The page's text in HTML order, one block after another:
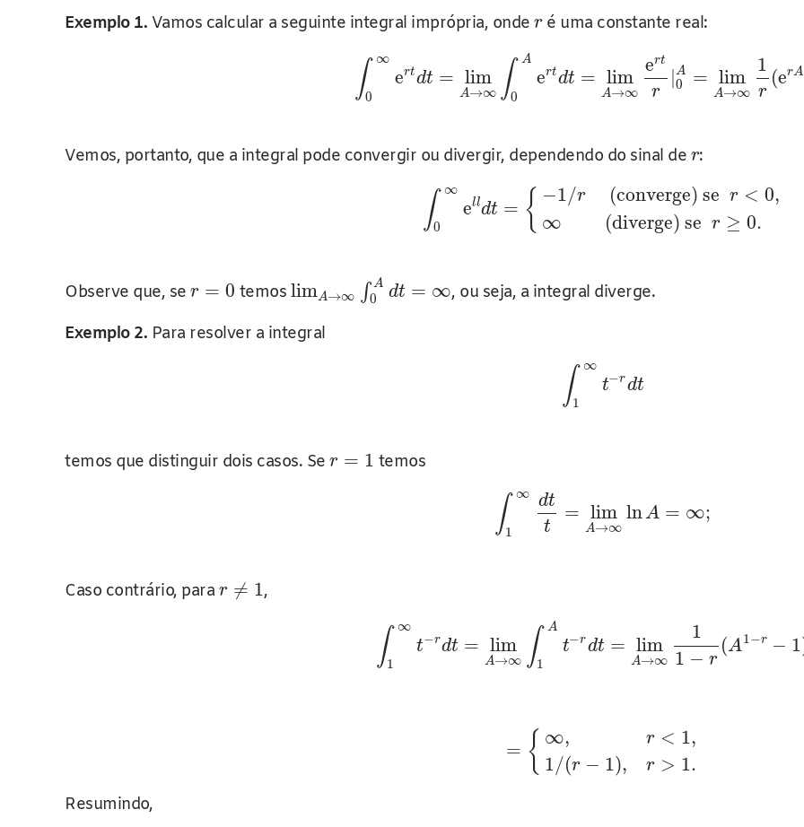
Exemplo 1. Vamos calcular a seguinte integral imprópria, onde ré uma constante real:
∫ ∞
0
ertdt = lim
A→∞ ∫ A
0
ertdt = lim
A→∞
ert
r
A
0 = lim
A→∞
1
r
(erA
Vemos, portanto, que a integral pode convergir ou divergir, dependendo do sinal de r:
∫ ∞
0
elldt = { −1/r
∞
(converge) se r < 0,
(diverge) se r ≥ 0.
Observe que, se r = 0 temos limA→∞ ∫ A
0 dt = ∞, ou seja, a integral diverge.
Exemplo 2. Para resolver a integral
∫ ∞
1
t−rdt
temos que distinguir dois casos. Se r = 1 temos
∫ ∞
1
dt
t
= lim
A→∞
lnA = ∞;
Caso contrário, para r ≠ 1,
∫ ∞
1
t−rdt = lim
A→∞ ∫ A
1
t−rdt = lim
A→∞
1
1 − r
(A1−r − 1
= { ∞,
1/(r − 1),
r < 1,
r > 1.
Resumindo,